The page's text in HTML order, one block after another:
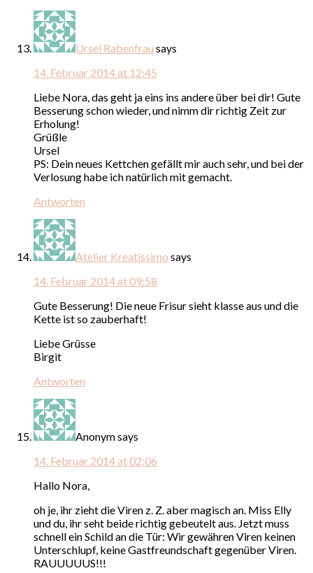
Ursel Rabenfrau says
14. Februar 2014 at 12:45
Liebe Nora, das geht ja eins ins andere über bei dir! Gute
Besserung schon wieder, und nimm dir richtig Zeit zur
Erholung!
Grüßle
Ursel
PS: Dein neues Kettchen gefällt mir auch sehr, und bei der
Verlosung habe ich natürlich mit gemacht.
Antworten
Atelier Kreatissimo says
14. Februar 2014 at 09:58
Gute Besserung! Die neue Frisur sieht klasse aus und die
Kette ist so zauberhaft!
Liebe Grüsse
Birgit
Antworten
Anonymsays
14. Februar 2014 at 02:06
Hallo Nora,
oh je, ihr zieht die Viren z. Z. aber magisch an. Miss Elly
und du, ihr seht beide richtig gebeutelt aus. Jetzt muss
schnell ein Schild an die Tür: Wir gewähren Viren keinen
Unterschlupf, keine Gastfreundschaft gegenüber Viren.
RAUUUUUS!!!